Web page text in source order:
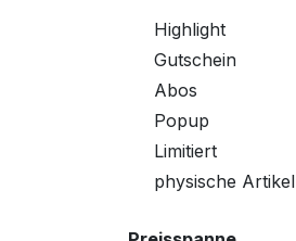
Highlight
Gutschein
Abos
Popup
Limitiert
physische Artikel